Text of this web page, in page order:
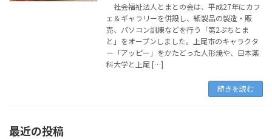
社会福祉法人とまとの会は、平成27年にカフ
ェ＆ギャラリーを併設し、紙製品の製造・販
売、パソコン訓練などを行う「第2ぷちとま
と」をオープンしました。上尾市のキャラクタ
ー「アッピー」をかたどった人形焼や、日本薬
科大学と上尾 […]
続きを読む
最近の投稿